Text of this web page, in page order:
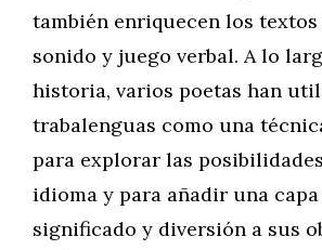
también enriquecen los
sonido y juego verbal. A lo
historia, varios poetas han
trabalenguas como una
para explorar las
idioma y para añadir una
significado y diversión a sus